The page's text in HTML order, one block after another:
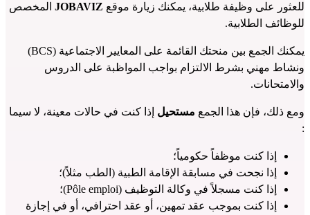
للعثور على وظيفة طلابية، يمكنك زيارة موقع JOBAVIZ
للوظائف الطلابية.
والامتحانات.
ومع ذلك، فإن هذا الجمع مستحيل
:
إذا كنت موظفاً حكومياً؛
إذا نجحت في مسابقة الإقامة الطبية (الطب مثلاً)؛
إذا كنت مسجلاً في وكالة التوظيف (Pôle emploi)؛